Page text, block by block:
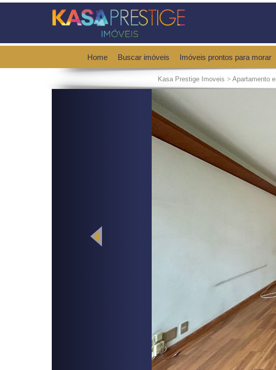
Home Buscar imóveis Imóveis prontos para morar
Kasa Prestige Imoveis > Apartamento